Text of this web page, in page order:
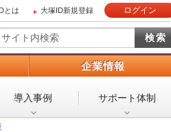
とは 大塚ID新規登録 ログイン
企業情報
導入事例 サポート体制